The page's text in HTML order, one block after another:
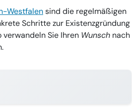
Westfalensind die regelmäßigen
Schritte zur Existenzgründung
Sie Ihren Wunsch nach